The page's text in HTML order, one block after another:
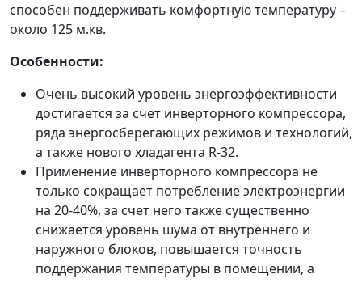
способен поддерживать комфортную температуру –
около 125 м.кв.
Особенности:
Очень высокий уровень энергоэффективности
достигается за счет инверторного компрессора,
ряда энергосберегающих режимов и технологий,
а также нового хладагента R-32.
Применение инверторного компрессора не
только сокращает потребление электроэнергии
на 20-40%, за счет него также существенно
снижается уровень шума от внутреннего и
наружного блоков, повышается точность
поддержания температуры в помещении, а